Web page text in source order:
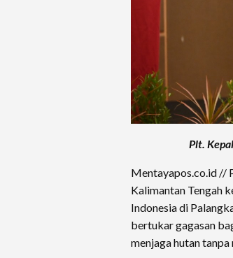
Plt.
Mentayapos.co.id //
Kalimantan Tengah
Indonesia di
bertukar gagasan
menjaga hutan